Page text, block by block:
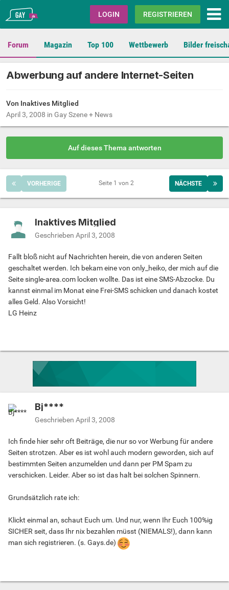
Gay.de LOGIN REGISTRIEREN
Forum Magazin Top 100 Wettbewerb Bilder
Abwerbung auf andere Internet-Seiten
Von Inaktives Mitglied
April 3, 2008 in Gay Szene + News
Auf dieses Thema antworten
VORHERIGE NÄCHSTE
Seite 1 von 2
Inaktives Mitglied
Geschrieben April 3, 2008
Fallt bloß nicht auf Nachrichten herein, die von anderen Seiten
geschaltet werden. Ich bekam eine von only_heiko, der mich auf die
Seite single-area.com locken wollte. Das ist eine SMS-Abzocke. Du
kannst einmal im Monat eine Frei-SMS schicken und danach kostet
alles Geld. Also Vorsicht!
LG Heinz
Bj****
Geschrieben April 3, 2008
Ich finde hier sehr oft Beiträge, die nur so vor Werbung für andere
Seiten strotzen. Aber es ist wohl auch modern geworden, sich auf
bestimmten Seiten anzumelden und dann per PM Spam zu
verschicken. Leider. Aber so ist das halt bei solchen Spinnern.
Grundsätzlich rate ich:
Klickt einmal an, schaut Euch um. Und nur, wenn Ihr Euch 100%ig
SICHER seit, dass Ihr nix bezahlen müsst (NIEMALS!), dann kann
man sich registrieren. (s. Gays.de)